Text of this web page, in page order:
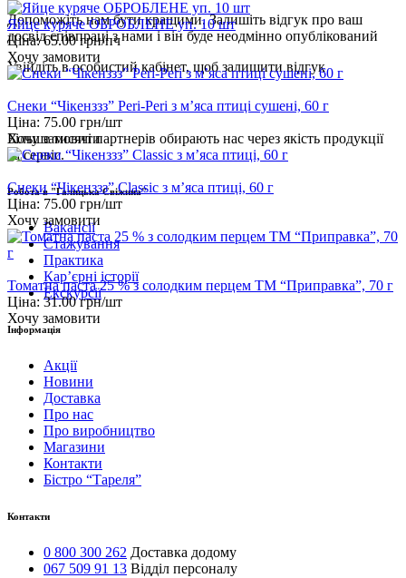
Яйце куряче ОБРОБЛЕНЕ уп. 10 шт
Ціна:65.00 грн/пч
Хочу замовити
Снеки “Чікенззз” Peri-Peri з м’яса птиці сушені, 60 г
Ціна: 75.00 грн/шт
Хочу замовити
Снеки “Чікенззз” Classic з м’яса птиці, 60 г
Ціна: 75.00 грн/шт
Хочу замовити
Томатна паста 25 % з солодким перцем ТМ “Приправка”, 70 г
Ціна: 31.00 грн/шт
Хочу замовити
Допоможіть нам бути кращими. Залишіть відгук про ваш
досвід співпраці з нами і він буде неодмінно опублікований
Увійдітьв особистий кабінет, щоб залишити відгук
Більше тисячі партнерів обирають нас через якість продукції
та сервіс.
Робота в "Галицька Свіжина"
Вакансії
Стажування
Практика
Карʼєрні історії
Екскурсії
Інформація
Акції
Новини
Доставка
Про нас
Про виробництво
Магазини
Контакти
Бістро “Тареля”
Контакти
0 800 300 262 Доставка додому
067 509 91 13 Відділ персоналу